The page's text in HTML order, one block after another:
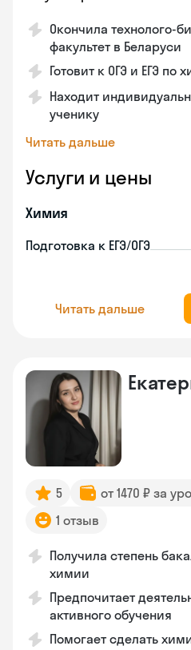
Окончила технолого-
факультет в Беларуси
Готовит к ОГЭ и ЕГЭ по
Находит
ученику
Читать дальше
Услуги и цены
Химия
Подготовка к ЕГЭ/ОГЭ
Читать дальше
5 от 1470 ₽ за
1 отзыв
Получила степень
химии
Предпочитает
активного обучения
Помогает сделать